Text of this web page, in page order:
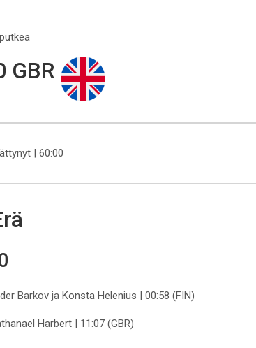
GBR
| 60:00
Barkov ja Konsta Helenius | 00:58 (FIN)
Harbert | 11:07 (GBR)